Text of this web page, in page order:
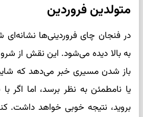
متولدین فروردین
در فنجان چای فروردینی‌ها نشانه‌ای
به بالا دیده می‌شود. این نقش از
باز شدن مسیری خبر می‌دهد که
یا نامطمئن به نظر برسد، اما
بروید، نتیجه خوبی خواهد داشت.